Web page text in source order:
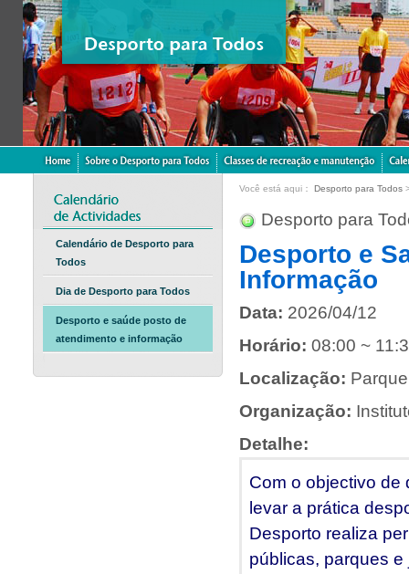
Calendário de Desporto para
Todos
Dia de Desporto para Todos
Desporto e saúde posto de
atendimento e informação
Você está aqui： Desporto para Todos
Desporto para
Desporto e
Informação
Data: 2026/04/12
Horário: 08:00 ~
Localização:
Organização:
Detalhe:
Com o objectivo de
levar a prática
Desporto realiza
públicas, parques e